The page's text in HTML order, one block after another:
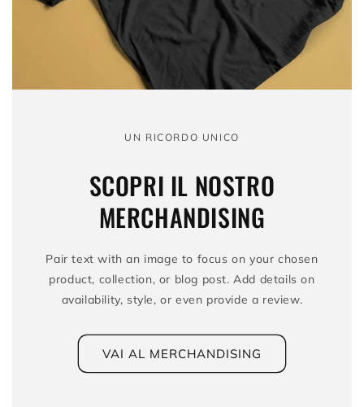
UN RICORDO UNICO
SCOPRI IL NOSTRO
MERCHANDISING
Pair text with an image to focus on your chosen
product, collection, or blog post. Add details on
availability, style, or even provide a review.
VAI AL MERCHANDISING